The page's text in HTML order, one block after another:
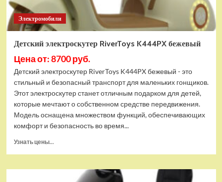
Электромобили
Детский электроскутер RiverToys K444PX бежевый
Цена от: 8700 руб.
Детский электроскутер RiverToys K444PX бежевый - это
стильный и безопасный транспорт для маленьких гонщиков.
Этот электроскутер станет отличным подарком для детей,
которые мечтают о собственном средстве передвижения.
Модель оснащена множеством функций, обеспечивающих
комфорт и безопасность во время...
Узнать цены...
Детский
электроскутер